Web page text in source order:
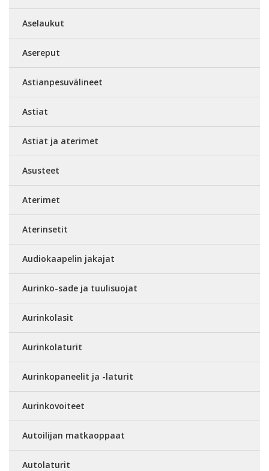
Aselaukut
Asereput
Astianpesuvälineet
Astiat
Astiat ja aterimet
Asusteet
Aterimet
Aterinsetit
Audiokaapelin jakajat
Aurinko-sade ja tuulisuojat
Aurinkolasit
Aurinkolaturit
Aurinkopaneelit ja -laturit
Aurinkovoiteet
Autoilijan matkaoppaat
Autolaturit